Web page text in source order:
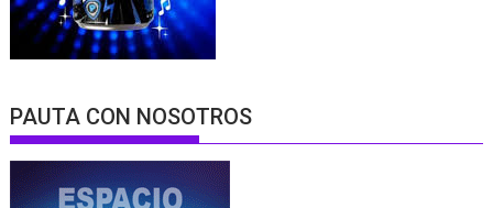
PAUTA CON NOSOTROS